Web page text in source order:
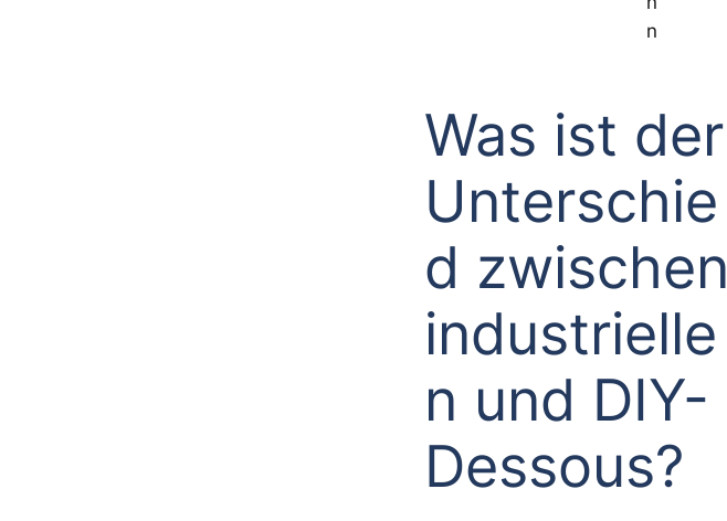
n
Was ist der
Unterschie
d zwischen
industrielle
n und DIY-
Dessous?